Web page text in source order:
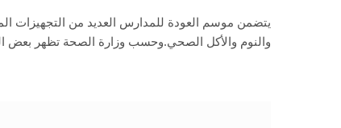
يتضمن موسم العودة للمدارس العديد من التجهيزات
والنوم والأكل الصحي.وحسب وزارة الصحة تظهر بعض